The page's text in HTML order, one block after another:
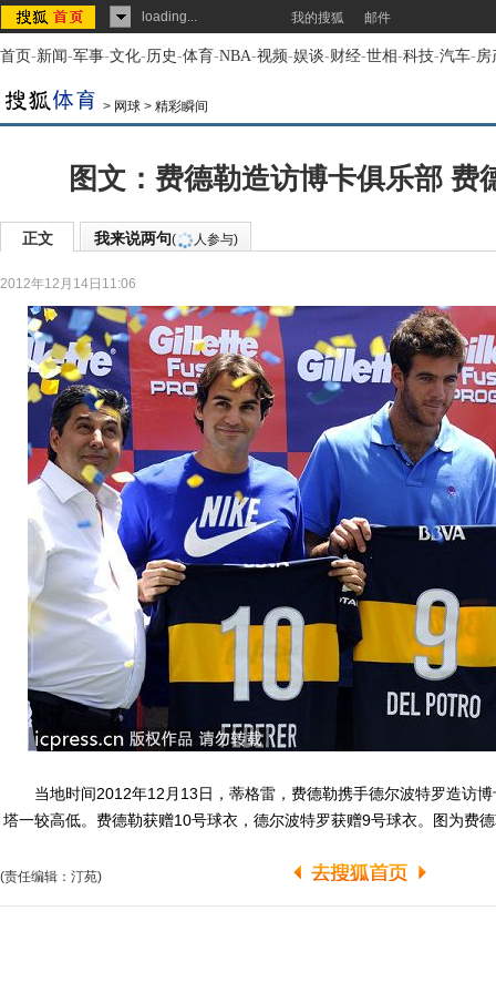
loading... 我的搜狐 邮件
首页-新闻-军事-文化-历史-体育-NBA-视频-娱谈-财经-世相-科技-汽车-房
> 网球 > 精彩瞬间
图文：费德勒造访博卡俱乐部 费
正文 我来说两句( 人参与)
2012年12月14日11:06
当地时间2012年12月13日，蒂格雷，费德勒携手德尔波特罗造访博
塔一较高低。费德勒获赠10号球衣，德尔波特罗获赠9号球衣。图为费
(责任编辑：汀苑)